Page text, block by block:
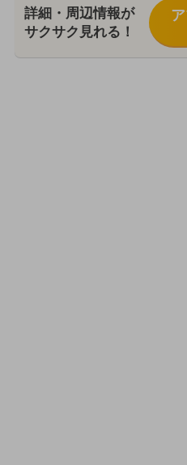
詳細・周辺情報が
サクサク見れる！